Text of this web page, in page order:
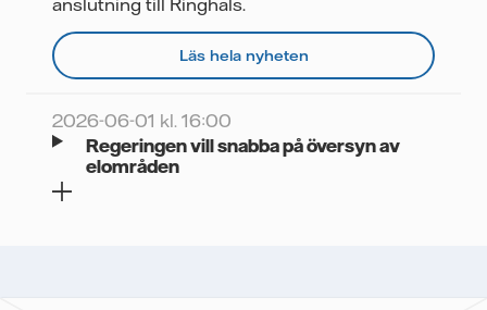
Läs hela nyheten
2026-06-01 kl. 16:00
Regeringen vill snabba på översyn av
elområden